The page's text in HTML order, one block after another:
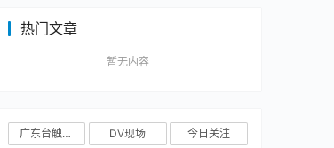
热门文章
暂无内容
广东台触电新闻 DV现场
今日关注